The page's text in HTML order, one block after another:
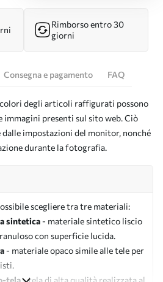
Rimborso entro 30
giorni
Consegna e pagamento FAQ
degli articoli raffigurati possono
presenti sul sito web. Ciò
impostazioni del monitor, nonché
durante la fotografia.
scegliere tra tre materiali:
sintetica - materiale sintetico liscio
con superficie lucida.
- materiale opaco simile alle tele per
tela- tela di alta qualità realizzata al